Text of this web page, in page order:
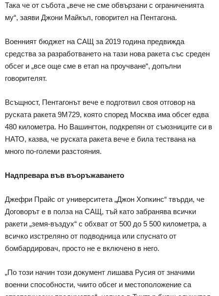
Така че от събота „вече не сме обвързани с ограниченията
му“, заяви Джони Майкъл, говорител на Пентагона.
Военният бюджет на САЩ за 2019 година предвижда
средства за разработването на тази нова ракета със среден
обсег и „все още сме в етап на проучване“, допълни
говорителят.
Всъщност, Пентагонът вече е подготвил своя отговор на
руската ракета 9М729, която според Москва има обсег едва
480 километра. Но Вашингтон, подкрепян от съюзниците си в
НАТО, казва, че руската ракета вече е била тествана на
много по-големи разстояния.
Надпревара във въоръжаването
Джефри Прайс от университета „Джон Хопкинс“ твърди, че
Договорът е в полза на САЩ, тъй като забранява всички
ракети „земя-въздух“ с обхват от 500 до 5 500 километра, а
всичко изстреляно от подводница или спуснато от
бомбардировач, просто не е включено в него.
„По този начин този документ лишава Русия от значими
военни способности, чиито обсег и местоположение са